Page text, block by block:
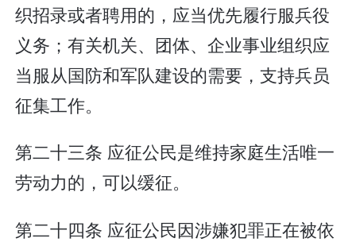
织招录或者聘用的，应当优先履行服兵役
义务；有关机关、团体、企业事业组织应
当服从国防和军队建设的需要，支持兵员
征集工作。
第二十三条 应征公民是维持家庭生活唯一
劳动力的，可以缓征。
第二十四条 应征公民因涉嫌犯罪正在被依